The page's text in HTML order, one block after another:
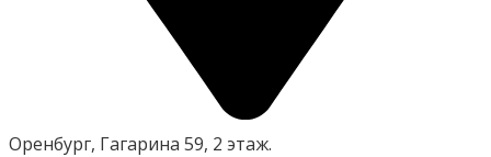
Оренбург, Гагарина 59, 2 этаж.